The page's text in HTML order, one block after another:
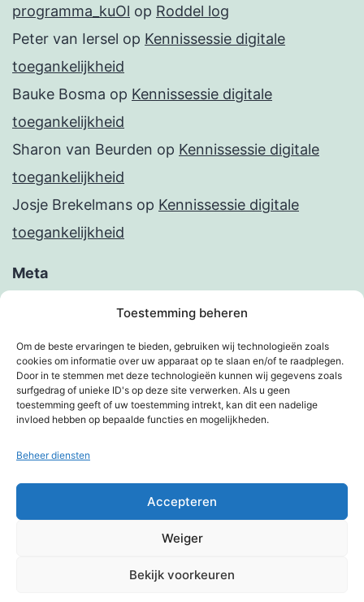
Toestemming beheren
Om de beste ervaringen te bieden, gebruiken wij technologieën zoals
cookies om informatie over uw apparaat op te slaan en/of te raadplegen.
Door in te stemmen met deze technologieën kunnen wij gegevens zoals
surfgedrag of unieke ID's op deze site verwerken. Als u geen
toestemming geeft of uw toestemming intrekt, kan dit een nadelige
invloed hebben op bepaalde functies en mogelijkheden.
Beheer diensten
Accepteren
Weiger
Bekijk voorkeuren
programma_kuOl op Roddel log
Peter van Iersel op Kennissessie digitale
toegankelijkheid
Bauke Bosma op Kennissessie digitale
toegankelijkheid
Sharon van Beurden op Kennissessie digitale
toegankelijkheid
Josje Brekelmans op Kennissessie digitale
toegankelijkheid
Meta
Berichten feed
Reacties feed
WordPress.org
KIMBERVIETJES
Met trots aangedreven doorWordPress